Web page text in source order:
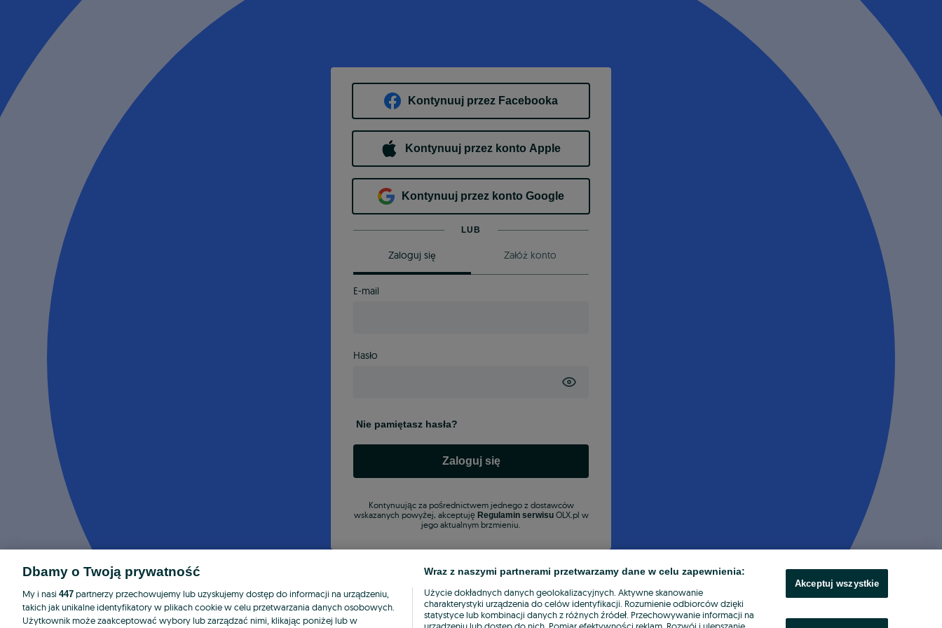
Kontynuuj przez Facebooka
Kontynuuj przez konto Apple
Kontynuuj przez konto Google
LUB
Zaloguj się Załóż konto
E-mail
Hasło
Nie pamiętasz hasła?
Zaloguj się
Kontynuując za pośrednictwem jednego z dostawców
wskazanych powyżej, akceptuję Regulamin serwisuOLX.pl w
jego aktualnym brzmieniu.
Dbamy o Twoją prywatność
My i nasi 447 partnerzy przechowujemy lub uzyskujemy dostęp do informacji na urządzeniu,
takich jak unikalne identyfikatory w plikach cookie w celu przetwarzania danych osobowych.
Użytkownik może zaakceptować wybory lub zarządzać nimi, klikając poniżej lub w
Wraz z naszymi partnerami przetwarzamy dane w celu zapewnienia:
Użycie dokładnych danych geolokalizacyjnych. Aktywne skanowanie
charakterystyki urządzenia do celów identyfikacji. Rozumienie odbiorców dzięki
statystyce lub kombinacji danych z różnych źródeł. Przechowywanie informacji na
Akceptuj wszystkie